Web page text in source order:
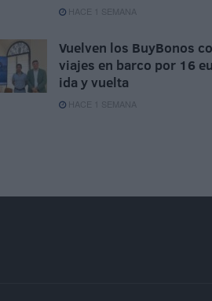
HACE 1 SEMANA
Vuelven los BuyBonos
viajes en barco por 16
ida y vuelta
HACE 1 SEMANA